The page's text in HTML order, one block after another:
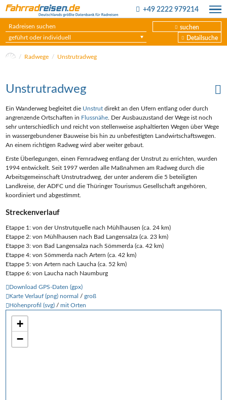
+49 2222 979214
suchen
geführt oder individuell
Detailsuche
Radwege Unstrutradweg
+
−
Unstrutradweg
Ein Wanderweg begleitet die Unstrut direkt an den Ufern entlang oder durch
angrenzende Ortschaften in Flussnähe . Der Ausbauzustand der Wege ist noch
sehr unterschiedlich und reicht von stellenweise asphaltierten Wegen über Wege
in wassergebundener Bauweise bis hin zu unbefestigten Landwirtschaftswegen.
An einem richtigen Radweg wird aber weiter gebaut.
Erste Überlegungen, einen Fernradweg entlang der Unstrut zu errichten, wurden
1994 entwickelt. Seit 1997 werden alle Maßnahmen am Radweg durch die
Arbeitsgemeinschaft Unstrutradweg, der unter anderem die 5 beteiligten
Landkreise, der ADFC und die Thüringer Tourismus Gesellschaft angehören,
koordiniert und abgestimmt.
Streckenverlauf
Etappe 1: von der Unstrutquelle nach Mühlhausen (ca. 24 km)
Etappe 2: von Mühlhausen nach Bad Langensalza (ca. 23 km)
Etappe 3: von Bad Langensalza nach Sömmerda (ca. 42 km)
Etappe 4: von Sömmerda nach Artern (ca. 42 km)
Etappe 5: von Artern nach Laucha (ca. 52 km)
Etappe 6: von Laucha nach Naumburg
Download GPS-Daten (gpx)
Karte Verlauf (png) normal /groß
Höhenprofil (svg) /mit Orten